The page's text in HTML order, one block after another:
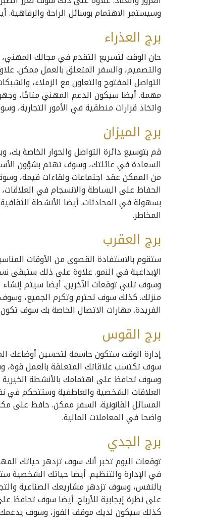
وسيستمر الاهتمام بوسائل الراحة
برج العذراء
حان الوقت لتسريع التقدم في مجالك
والتصميم، والسفر المتعلق بالعمل ممكن.
التواصل المفتوح والتعاون مع الزملاء،
مهمة. أيضا سيكون الدعم المهني متاحًا،
واتخاذ قرارات منطقية في الأمور التجارية،
برج الميزان
قم بتوسيع دائرة التواصل والحوار الخاصة
السعادة في عائلتك، وسوف تهتم بشؤون
من الممكن عقد اجتماعات ولقاءات قيمة،
الحفاظ على البساطة والانسجام في
بسهولة في المحادثات. أيضا الأنشطة
المخاطر.
برج العقرب
ستقوم بالاستفادة القصوى من الأوقات
الإبداعية في النمو. علاوة على ذلك
وسوف تلبي توقعات الآخرين. أيضا سيتم
منزلك. كذلك سوف تحترم وتكرم الجميع،
الفريدة. مهارات الاتصال الخاصة بك سوف
برج القوس
إدارة الوقت ستكون حاسمة لتحسين أوضاعك
سوف تكتسب علاقاتك المتعلقة بالعمل قوة،
وسوف تحافظ على اهتمامك بالأنشطة
العلاقات الشخصية والعاطفية وستتحكم في
المسائل القانونية. السفر ممكن. حافظ على
واضحا في المعاملات المالية.
برج الجدي
توقعات اليوم تخبر أنك سوف تزدهر حياتك
في الإدارة والتنظيم. أيضا حياتك الشخصية
بالنفس، وسوف تزدهر مشاريعك الصناعية
على نظرة إيجابية للأرباح. أيضا سوف تحافظ
كذلك سيكون لديك موقف الفوز، وسوف يدعمك